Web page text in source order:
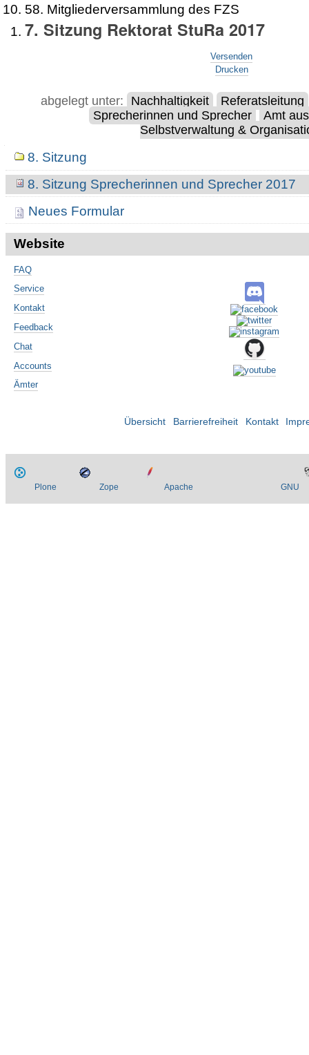
58. Mitgliederversammlung des FZS
7. Sitzung Rektorat StuRa 2017
Versenden
Drucken
abgelegt unter: Nachhaltigkeit
Referatsleitung
Sprecherinnen und Sprecher
Amt
Selbstverwaltung &
Navigation8. Sitzung
8. Sitzung Sprecherinnen und Sprecher 2017
Neues Formular
Website
FAQ
Service
Kontakt
Feedback
Chat
Accounts
Ämter
Übersicht Barrierefreiheit Kontakt
Plone Zope Apache GNU